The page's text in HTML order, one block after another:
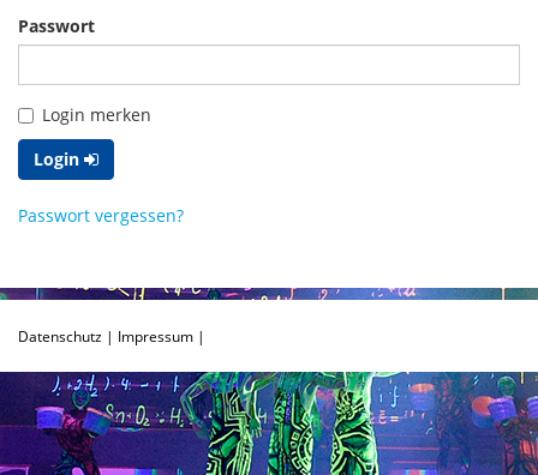
Passwort
Login merken
Login
Passwort vergessen?
Datenschutz | Impressum |